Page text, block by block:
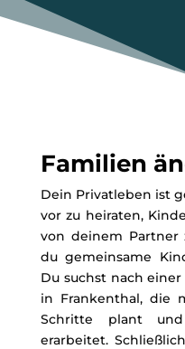
Familien
Dein Privatleben ist
vor zu heiraten,
von deinem Partner
du gemeinsame
Du suchst nach
in Frankenthal, die
Schritte plant und
erarbeitet.